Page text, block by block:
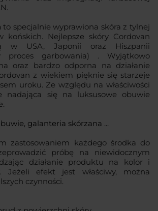
to specjalnie wyprawiona skóra z tylnej
końskich. Nejlepsze skóry Cordovan
w USA, Japonii oraz Hiszpanii
proces garbowania) . Wyjątkowo
oraz bardzo odporna na działanie
z wiekiem pięknie się starzeje
uroku. Ze względu na właściwości
nadająca się na luksusowe obuwie
galanteria skórzana ...
zastosowaniem każdego środka do
próbę na niewidocznym
działanie produktu na kolor i
Jeżeli efekt jest właściwy, można
czynności.